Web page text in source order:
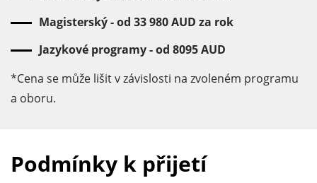
Magisterský - od 33 980 AUD za rok
Jazykové programy - od 8095 AUD
*Cena se může lišit v závislosti na zvoleném programu
a oboru.
Podmínky k přijetí